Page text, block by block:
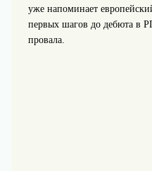
уже напоминает
первых шагов до дебюта в
провала.